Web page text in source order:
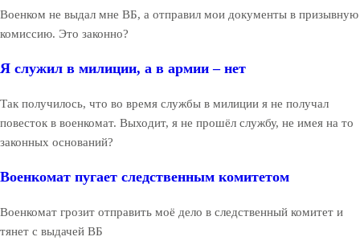
Военком не выдал мне ВБ, а отправил мои документы в призывную
комиссию. Это законно?
Я служил в милиции, а в армии – нет
Так получилось, что во время службы в милиции я не получал
повесток в военкомат. Выходит, я не прошёл службу, не имея на то
законных оснований?
Военкомат пугает следственным комитетом
Военкомат грозит отправить моё дело в следственный комитет и
тянет с выдачей ВБ